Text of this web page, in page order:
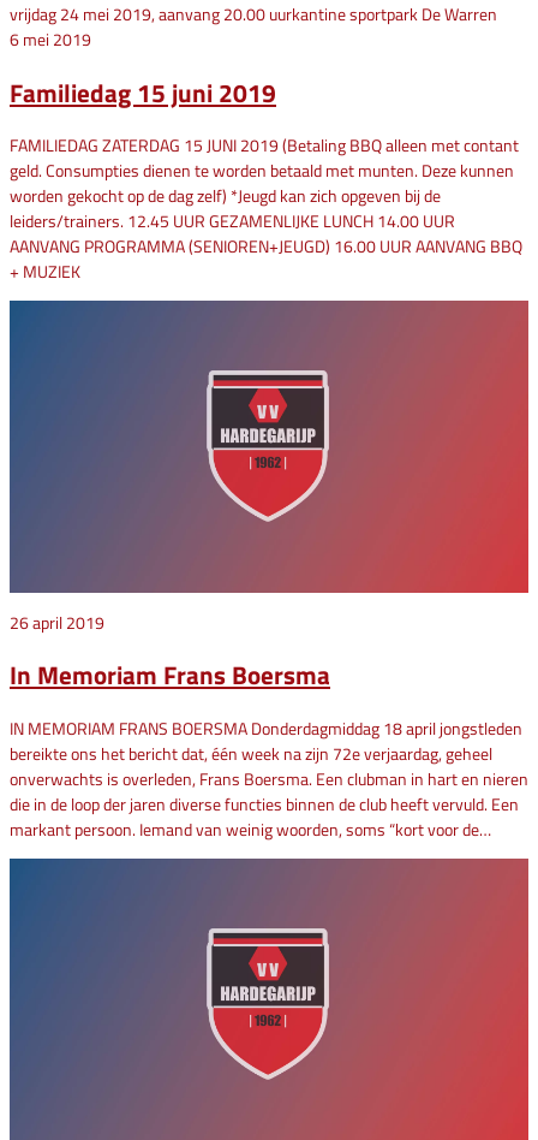
vrijdag 24 mei 2019, aanvang 20.00 uurkantine sportpark De Warren
6 mei 2019
Familiedag 15 juni 2019
FAMILIEDAG ZATERDAG 15 JUNI 2019 (Betaling BBQ alleen met contant
geld. Consumpties dienen te worden betaald met munten. Deze kunnen
worden gekocht op de dag zelf) *Jeugd kan zich opgeven bij de
leiders/trainers. 12.45 UUR GEZAMENLIJKE LUNCH 14.00 UUR
AANVANG PROGRAMMA (SENIOREN+JEUGD) 16.00 UUR AANVANG BBQ
+ MUZIEK
26 april 2019
In Memoriam Frans Boersma
IN MEMORIAM FRANS BOERSMA Donderdagmiddag 18 april jongstleden
bereikte ons het bericht dat, één week na zijn 72e verjaardag, geheel
onverwachts is overleden, Frans Boersma. Een clubman in hart en nieren
die in de loop der jaren diverse functies binnen de club heeft vervuld. Een
markant persoon. Iemand van weinig woorden, soms “kort voor de…